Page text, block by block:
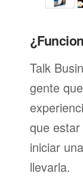
Talk
gente
que
iniciar
llevarla.